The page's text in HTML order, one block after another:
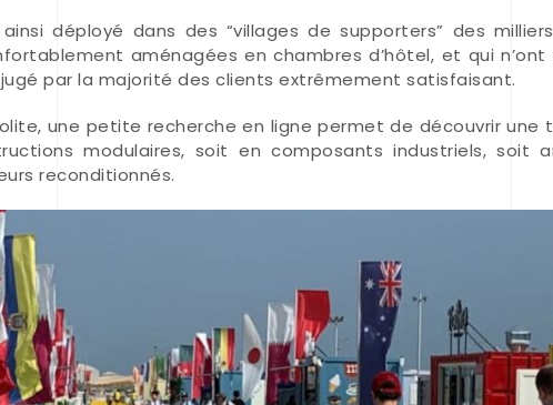
déployé dans des “villages de supporters” des
aménagées en chambres d’hôtel, et qui
par la majorité des clients extrêmement satisfaisant.
une petite recherche en ligne permet de découvrir une
modulaires, soit en composants industriels, soit
reconditionnés.